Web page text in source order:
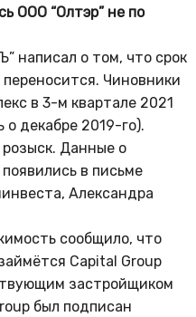
ООО “Олтэр” не по
написал о том, что срок
Чиновники
в 3-м квартале 2021
о декабре 2019-го).
Данные о
в письме
Александра
сообщило, что
Capital Group
застройщиком
был подписан